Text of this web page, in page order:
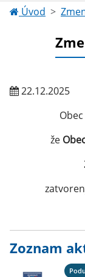
Úvod
22.12.2025
že
Zoznam